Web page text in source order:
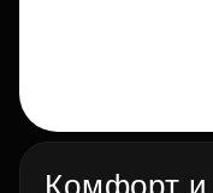
Комфорт и